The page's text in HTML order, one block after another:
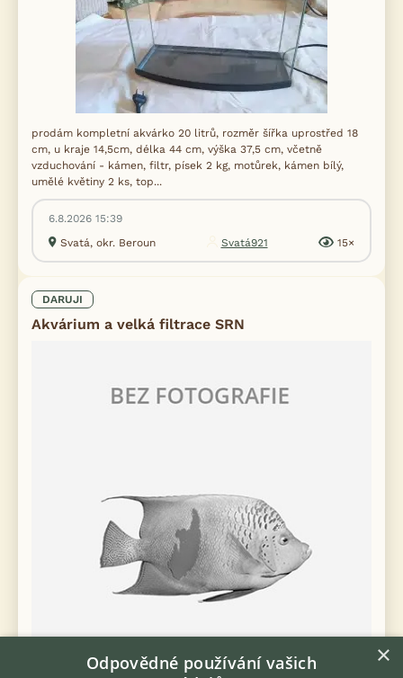
prodám kompletní akvárko 20 litrů, rozměr šířka uprostřed 18
cm, u kraje 14,5cm, délka 44 cm, výška 37,5 cm, včetně
vzduchování - kámen, filtr, písek 2 kg, motůrek, kámen bílý,
umělé květiny 2 ks, top...
6.8.2026 15:39
Svatá, okr. Beroun
Svatá921 15×
DARUJI
Akvárium a velká filtrace SRN
×
Odpovědné používání vašich